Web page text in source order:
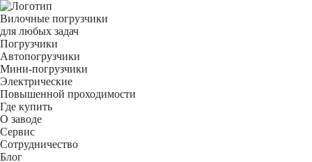
Вилочные погрузчики
для любых задач
Погрузчики
Автопогрузчики
Мини-погрузчики
Электрические
Повышенной проходимости
Где купить
О заводе
Сервис
Сотрудничество
Блог